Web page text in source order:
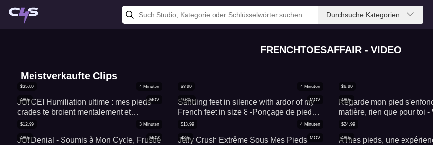
Durchsuche Kategorien
FRENCHTOESAFFAIR - VIDEO
Meistverkaufte Clips
MOV
480p
$25.99 4 Minuten
JOI CEI Humiliation ultime : mes pieds
crades te broient mentalement et
t'obligent à avaler chaque goutte
MOV
1080p
$8.99 4 Minuten
Sanding feet in silence with ardor of my
French feet in size 8 -Ponçage de pieds
en silence avec ardeur de mes pieds
480p
$6.99
Regarde mon pied
matière, rien que pour toi -
sink into the mold, just for
MOV
480p
$12.99 3 Minuten
JOI Denial - Soumis à Mon Cycle, Frustré
MOV
480p
$18.99 4 Minuten
Jelly Crush Extrême Sous Mes Pieds
480p
$24.99
A mes pieds, une